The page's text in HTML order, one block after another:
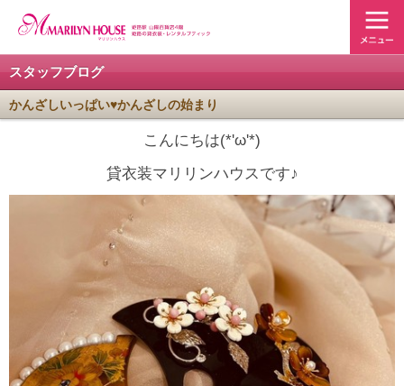
スタッフブログ
かんざしいっぱい♥かんざしの始まり
こんにちは(*'ω'*)
貸衣装マリリンハウスです♪